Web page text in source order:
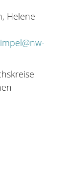
Helene